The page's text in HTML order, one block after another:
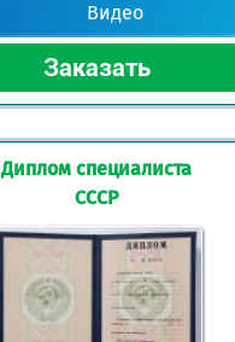
Видео
Диплом специалиста
СССР